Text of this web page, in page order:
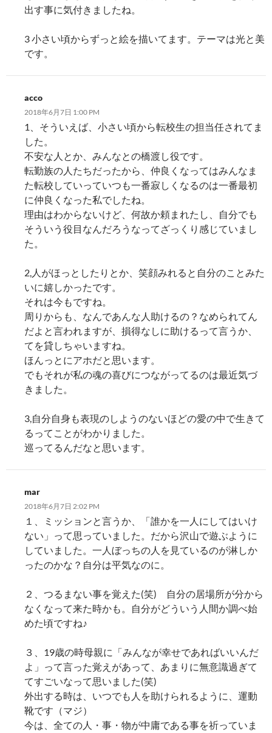
出す事に気付きましたね。
3 小さい頃からずっと絵を描いてます。テーマは光と美
です。
acco
2018年6月7日 1:00 PM
1、そういえば、小さい頃から転校生の担当任されてま
した。
不安な人とか、みんなとの橋渡し役です。
転勤族の人たちだったから、仲良くなってはみんなま
た転校していっていつも一番寂しくなるのは一番最初
に仲良くなった私でしたね。
理由はわからないけど、何故か頼まれたし、自分でも
そういう役目なんだろうなってざっくり感じていまし
た。
2,人がほっとしたりとか、笑顔みれると自分のことみた
いに嬉しかったです。
それは今もですね。
周りからも、なんであんな人助けるの？なめられてん
だよと言われますが、損得なしに助けるって言うか、
てを貸しちゃいますね。
ほんっとにアホだと思います。
でもそれが私の魂の喜びにつながってるのは最近気づ
きました。
3,自分自身も表現のしようのないほどの愛の中で生きて
るってことがわかりました。
巡ってるんだなと思います。
mar
2018年6月7日 2:02 PM
１、ミッションと言うか、「誰かを一人にしてはいけ
ない」って思っていました。だから沢山で遊ぶように
していました。一人ぼっちの人を見ているのが淋しか
ったのかな？自分は平気なのに。
２、つるまない事を覚えた(笑) 自分の居場所が分から
なくなって来た時かも。自分がどういう人間か調べ始
めた頃ですね♪
３、19歳の時母親に「みんなが幸せであればいいんだ
よ」って言った覚えがあって、あまりに無意識過ぎて
てすごいなって思いました(笑)
外出する時は、いつでも人を助けられるように、運動
靴です（マジ）
今は、全ての人・事・物が中庸である事を祈っていま